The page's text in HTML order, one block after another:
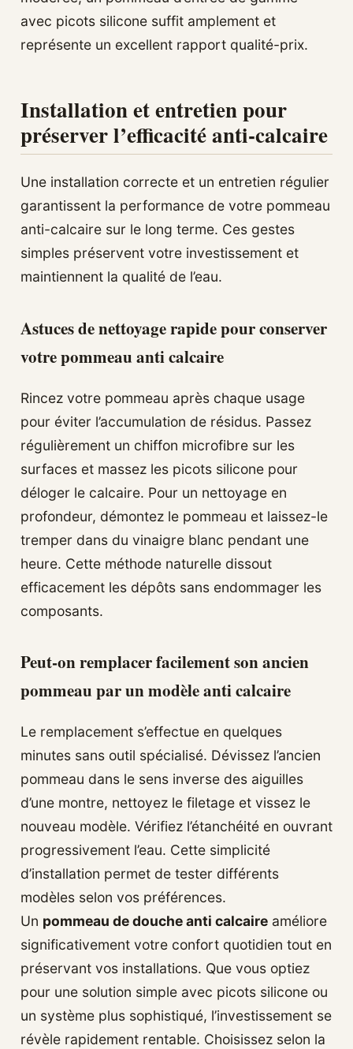
avec picots silicone suffit amplement et
représente un excellent rapport qualité-prix.
Installation et entretien pour
préserver l’efficacité anti-calcaire
Une installation correcte et un entretien régulier
garantissent la performance de votre pommeau
anti-calcaire sur le long terme. Ces gestes
simples préservent votre investissement et
maintiennent la qualité de l’eau.
Astuces de nettoyage rapide pour conserver
votre pommeau anti calcaire
Rincez votre pommeau après chaque usage
pour éviter l’accumulation de résidus. Passez
régulièrement un chiffon microfibre sur les
surfaces et massez les picots silicone pour
déloger le calcaire. Pour un nettoyage en
profondeur, démontez le pommeau et laissez-le
tremper dans du vinaigre blanc pendant une
heure. Cette méthode naturelle dissout
efficacement les dépôts sans endommager les
composants.
Peut-on remplacer facilement son ancien
pommeau par un modèle anti calcaire
Le remplacement s’effectue en quelques
minutes sans outil spécialisé. Dévissez l’ancien
pommeau dans le sens inverse des aiguilles
d’une montre, nettoyez le filetage et vissez le
nouveau modèle. Vérifiez l’étanchéité en ouvrant
progressivement l’eau. Cette simplicité
d’installation permet de tester différents
modèles selon vos préférences.
Un pommeau de douche anti calcaire améliore
significativement votre confort quotidien tout en
préservant vos installations. Que vous optiez
pour une solution simple avec picots silicone ou
un système plus sophistiqué, l’investissement se
révèle rapidement rentable. Choisissez selon la